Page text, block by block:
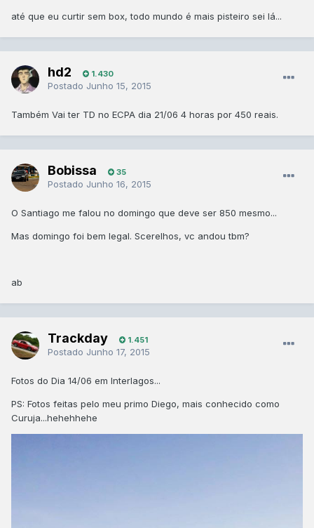
até que eu curtir sem box, todo mundo é mais pisteiro sei lá...
hd2 1.430
Postado Junho 15, 2015
Também Vai ter TD no ECPA dia 21/06 4 horas por 450 reais.
Bobissa 35
Postado Junho 16, 2015
O Santiago me falou no domingo que deve ser 850 mesmo...
Mas domingo foi bem legal. Scerelhos, vc andou tbm?
ab
Trackday 1.451
Postado Junho 17, 2015
Fotos do Dia 14/06 em Interlagos...
PS: Fotos feitas pelo meu primo Diego, mais conhecido como
Curuja...hehehhehe